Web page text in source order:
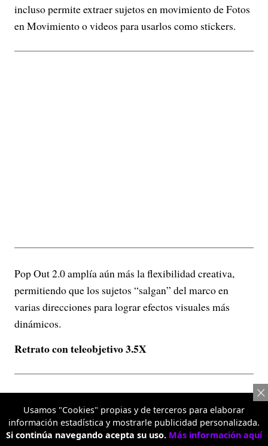
incluso permite extraer sujetos en movimiento de Fotos
en Movimiento o videos para usarlos como stickers.
Pop Out 2.0 amplía aún más la flexibilidad creativa,
permitiendo que los sujetos “salgan” del marco en
varias direcciones para lograr efectos visuales más
dinámicos.
Retrato con teleobjetivo 3.5X
Usamos "Cookies" propias y de terceros para elaborar
información estadística y mostrarle publicidad personalizada.
Si continúa navegando acepta su uso. Más información aquí